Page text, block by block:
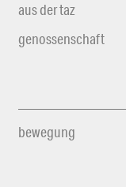
aus der taz
genossenschaft
bewegung